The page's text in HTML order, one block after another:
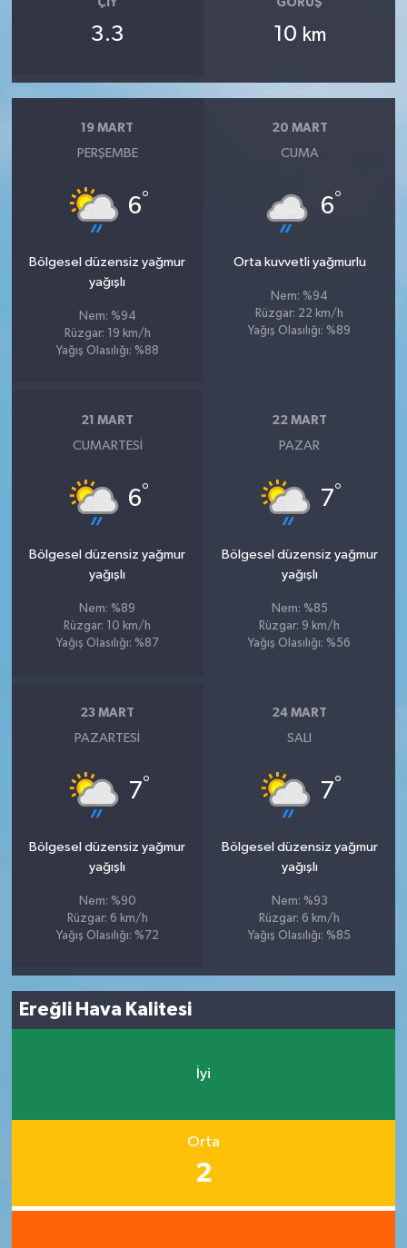
ÇIY
3.3
GÖRÜŞ
10 km
19 MART
PERŞEMBE
6°
Bölgesel düzensiz yağmur
yağışlı
Nem: %94
Rüzgar: 19 km/h
Yağış Olasılığı: %88
20 MART
CUMA
6°
Orta kuvvetli yağmurlu
Nem: %94
Rüzgar: 22 km/h
Yağış Olasılığı: %89
21 MART
CUMARTESI
6°
Bölgesel düzensiz yağmur
yağışlı
Nem: %89
Rüzgar: 10 km/h
Yağış Olasılığı: %87
22 MART
PAZAR
7°
Bölgesel düzensiz yağmur
yağışlı
Nem: %85
Rüzgar: 9 km/h
Yağış Olasılığı: %56
23 MART
PAZARTESI
7°
Bölgesel düzensiz yağmur
yağışlı
Nem: %90
Rüzgar: 6 km/h
Yağış Olasılığı: %72
24 MART
SALI
7°
Bölgesel düzensiz yağmur
yağışlı
Nem: %93
Rüzgar: 6 km/h
Yağış Olasılığı: %85
Ereğli Hava Kalitesi
İyi
Orta
2